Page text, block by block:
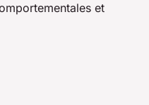
et